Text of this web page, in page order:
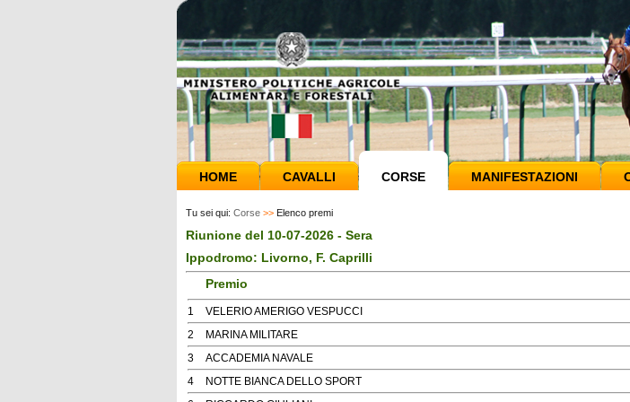
HOME CAVALLI CORSE MANIFESTAZIONI
Tu sei qui: Corse >> Elenco premi
Riunione del 10-07-2026 - Sera
Ippodromo: Livorno, F. Caprilli
Premio
1 VELERIO AMERIGO VESPUCCI
2
MARINA MILITARE
3
ACCADEMIA NAVALE
4
NOTTE BIANCA DELLO SPORT